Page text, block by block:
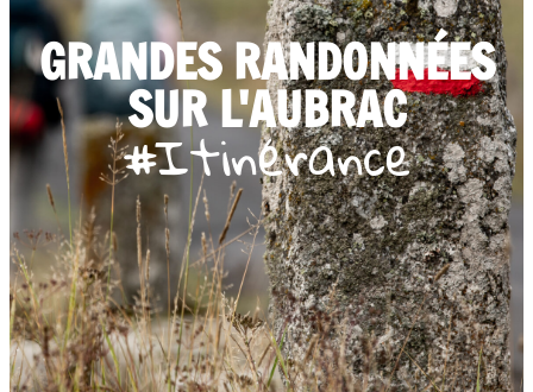
GRANDES RANDONNÉES
SUR L'AUBRAC
#Itinérance